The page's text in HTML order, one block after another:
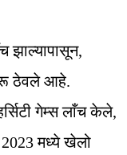
झाल्यापासून,
ठेवले आहे.
गेम्स लाँच केले,
2023 मध्ये खेलो